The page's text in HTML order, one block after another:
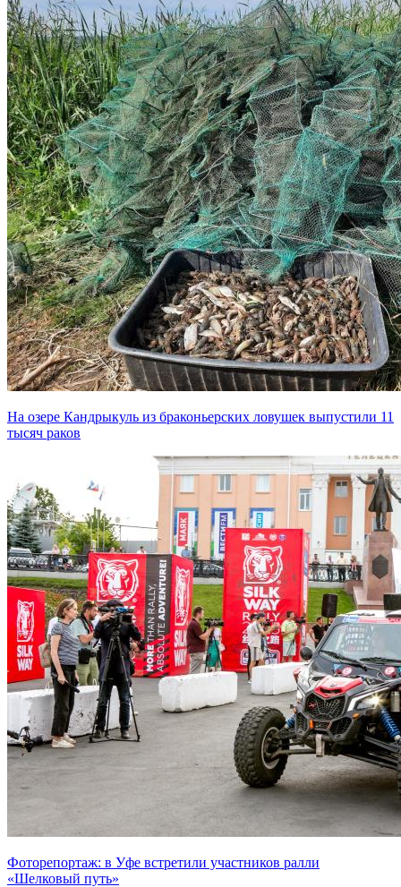
На озере Кандрыкуль из браконьерских ловушек выпустили 11
тысяч раков
Фоторепортаж: в Уфе встретили участников ралли
«Шелковый путь»